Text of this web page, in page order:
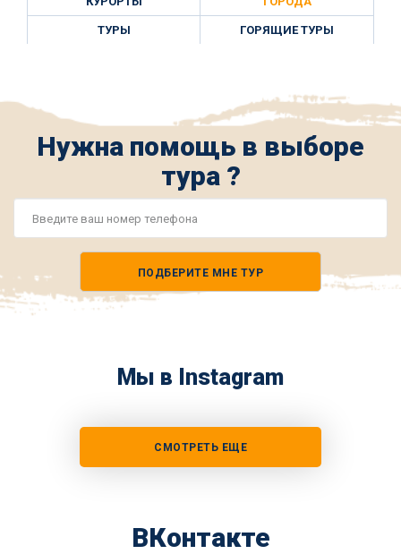
ТУРЫ ГОРЯЩИЕ ТУРЫ
Нужна помощь в выборе
тура ?
ПОДБЕРИТЕ МНЕ ТУР
Мы в Instagram
СМОТРЕТЬ ЕЩЕ
ВКонтакте